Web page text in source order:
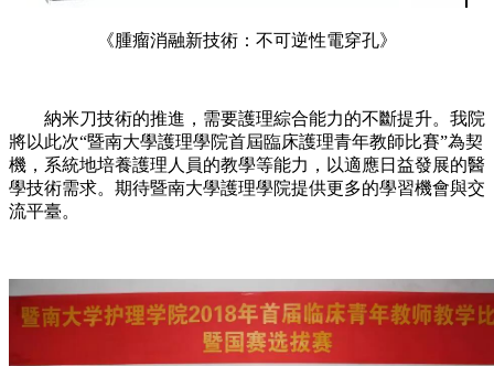
《腫瘤消融新技術：不可逆性電穿孔》
納米刀技術的推進，需要護理綜合能力的不斷提升。我院
將以此次“暨南大學護理學院首屆臨床護理青年教師比賽”為契
機，系統地培養護理人員的教學等能力，以適應日益發展的醫
學技術需求。期待暨南大學護理學院提供更多的學習機會與交
流平臺。